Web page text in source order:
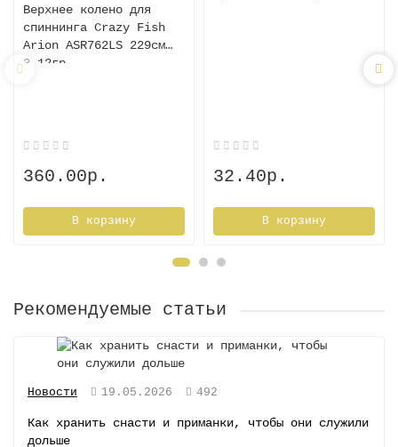
Верхнее колено для
спиннинга Crazy Fish
Arion ASR762LS 229cм
3-12гр
360.00р.
В корзину
32.40р.
В корзину
Рекомендуемые статьи
Новости 19.05.2026 492
Как хранить снасти и приманки, чтобы они служили
дольше